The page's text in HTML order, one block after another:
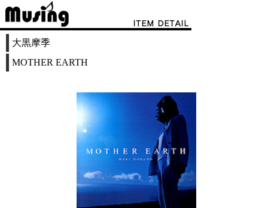
大黒摩季
MOTHER EARTH